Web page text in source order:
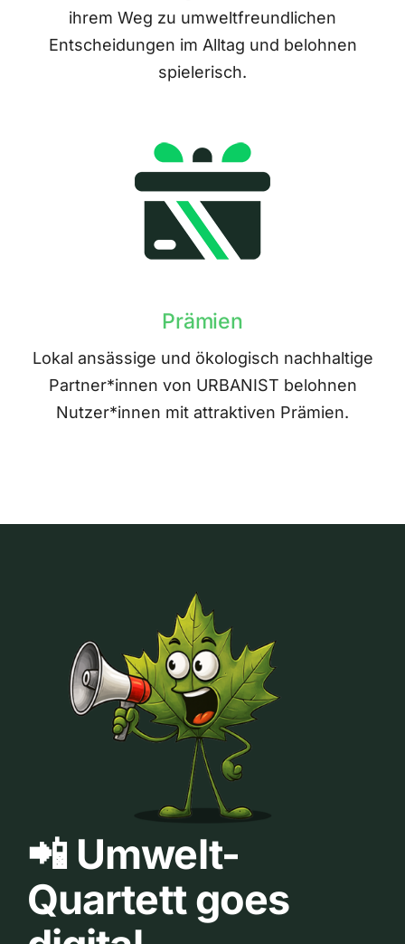
ihrem Weg zu umweltfreundlichen
Entscheidungen im Alltag und belohnen
spielerisch.
Prämien
Lokal ansässige und ökologisch nachhaltige
Partner*innen von URBANIST belohnen
Nutzer*innen mit attraktiven Prämien.
📲 Umwelt-
Quartett goes